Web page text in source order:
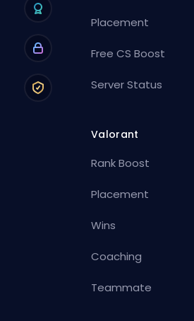
Placement
Free CS Boost
Server Status
Valorant
Rank Boost
Placement
Wins
Coaching
Teammate